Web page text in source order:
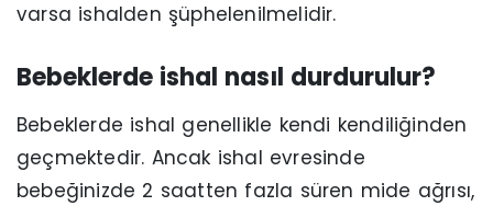
varsa ishalden şüphelenilmelidir.
Bebeklerde ishal nasıl durdurulur?
Bebeklerde ishal genellikle kendi kendiliğinden
geçmektedir. Ancak ishal evresinde
bebeğinizde 2 saatten fazla süren mide ağrısı,